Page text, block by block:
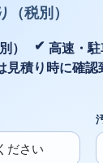
税別）
）
高速・
見積り時に確認